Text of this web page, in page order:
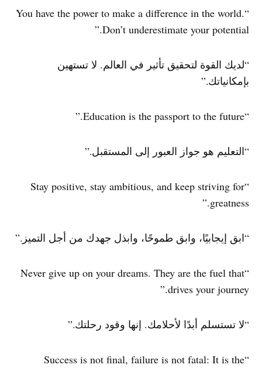
“You have the power to make a difference in the world.
Don’t underestimate your potential.”
“لديك القوة لتحقيق تأثير في العالم. لا تستهين
بإمكانياتك.”
“Education is the passport to the future.”
“التعليم هو جواز العبور إلى المستقبل.”
“Stay positive, stay ambitious, and keep striving for
greatness.”
“ابق إيجابيًا، وابق طموحًا، وابذل جهدك من أجل التميز.”
“Never give up on your dreams. They are the fuel that
drives your journey.”
“لا تستسلم أبدًا لأحلامك. إنها وقود رحلتك.”
“Success is not final, failure is not fatal: It is the